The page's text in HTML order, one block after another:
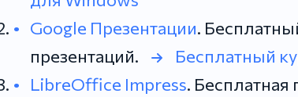
Google Презентации.
презентаций.
Бесплатный
LibreOffice Impress.